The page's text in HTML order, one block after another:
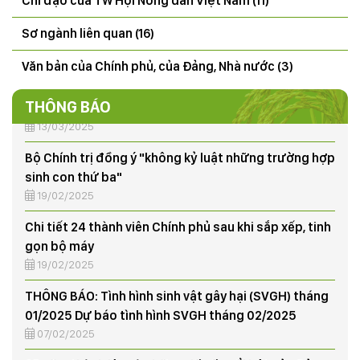
Sơ ngành liên quan (16)
Văn bản của Chính phủ, của Đảng, Nhà nước (3)
THÔNG BÁO
thủy điện Hòa Bình
18/07/2025
50 năm ngày giải phóng miền Nam, thống nhất đất
nước (30/4/1975-30/4/2025)
13/03/2025
Bộ Chính trị đồng ý "không kỷ luật những trường hợp
sinh con thứ ba"
19/02/2025
Chi tiết 24 thành viên Chính phủ sau khi sắp xếp, tinh
gọn bộ máy
19/02/2025
THÔNG BÁO: Tình hình sinh vật gây hại (SVGH) tháng
01/2025 Dự báo tình hình SVGH tháng 02/2025
07/02/2025
95 năm thành lập và những dấu ấn nổi bật của Đảng